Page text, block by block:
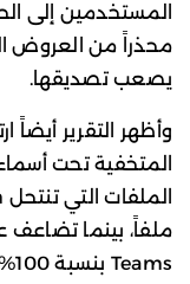
المستخدمين إلى
محذراً من العروض
يصعب تصديقها.
وأظهر التقرير أيضاً
المتخفية تحت